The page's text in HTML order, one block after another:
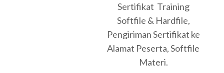
Sertifikat Training
Softfile & Hardfile,
Pengiriman Sertifikat ke
Alamat Peserta, Softfile
Materi.